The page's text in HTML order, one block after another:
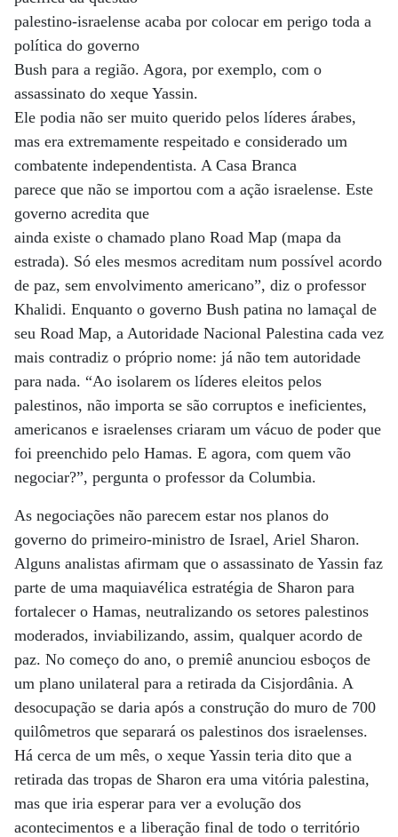
palestino-israelense acaba por colocar em perigo toda a
política do governo
Bush para a região. Agora, por exemplo, com o
assassinato do xeque Yassin.
Ele podia não ser muito querido pelos líderes árabes,
mas era extremamente respeitado e considerado um
combatente independentista. A Casa Branca
parece que não se importou com a ação israelense. Este
governo acredita que
ainda existe o chamado plano Road Map (mapa da
estrada). Só eles mesmos acreditam num possível acordo
de paz, sem envolvimento americano”, diz o professor
Khalidi. Enquanto o governo Bush patina no lamaçal de
seu Road Map, a Autoridade Nacional Palestina cada vez
mais contradiz o próprio nome: já não tem autoridade
para nada. “Ao isolarem os líderes eleitos pelos
palestinos, não importa se são corruptos e ineficientes,
americanos e israelenses criaram um vácuo de poder que
foi preenchido pelo Hamas. E agora, com quem vão
negociar?”, pergunta o professor da Columbia.
As negociações não parecem estar nos planos do
governo do primeiro-ministro de Israel, Ariel Sharon.
Alguns analistas afirmam que o assassinato de Yassin faz
parte de uma maquiavélica estratégia de Sharon para
fortalecer o Hamas, neutralizando os setores palestinos
moderados, inviabilizando, assim, qualquer acordo de
paz. No começo do ano, o premiê anunciou esboços de
um plano unilateral para a retirada da Cisjordânia. A
desocupação se daria após a construção do muro de 700
quilômetros que separará os palestinos dos israelenses.
Há cerca de um mês, o xeque Yassin teria dito que a
retirada das tropas de Sharon era uma vitória palestina,
mas que iria esperar para ver a evolução dos
acontecimentos e a liberação final de todo o território